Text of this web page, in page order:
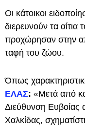
Οι κάτοικοι
διερευνούν τα
προχώρησαν στην
ταφή του ζώου.
Όπως
ΕΛΑΣ: «Μετά από
Διεύθυνση Ευβοίας
Χαλκίδας,